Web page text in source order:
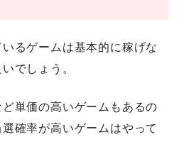
るゲームは基本的に稼げな
でしょう。
単価の高いゲームもあるの
確率が高いゲームはやって